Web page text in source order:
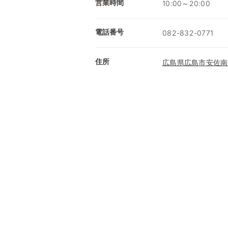
営業時間 10:00～20:00
電話番号 082-832-0771
住所 広島県広島市安佐